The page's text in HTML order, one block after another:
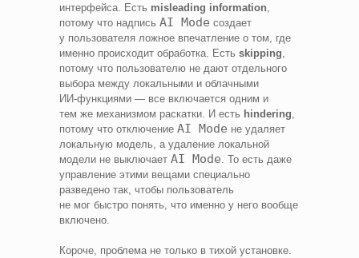
интерфейса. Есть misleading information
потому что надпись AI Mode создает
у пользователя ложное впечатление о том, где
именно происходит обработка. Есть skipping
потому что пользователю не дают отдельного
выбора между локальными и облачными
ИИ‑функциями — все включается одним и
тем же механизмом раскатки. И есть hindering
потому что отключение AI Mode не удаляет
локальную модель, а удаление локальной
модели не выключает AI Mode . То есть даже
управление этими вещами специально
разведено так, чтобы пользователь
не мог быстро понять, что именно у него вообще
включено.
Короче, проблема не только в тихой установке.